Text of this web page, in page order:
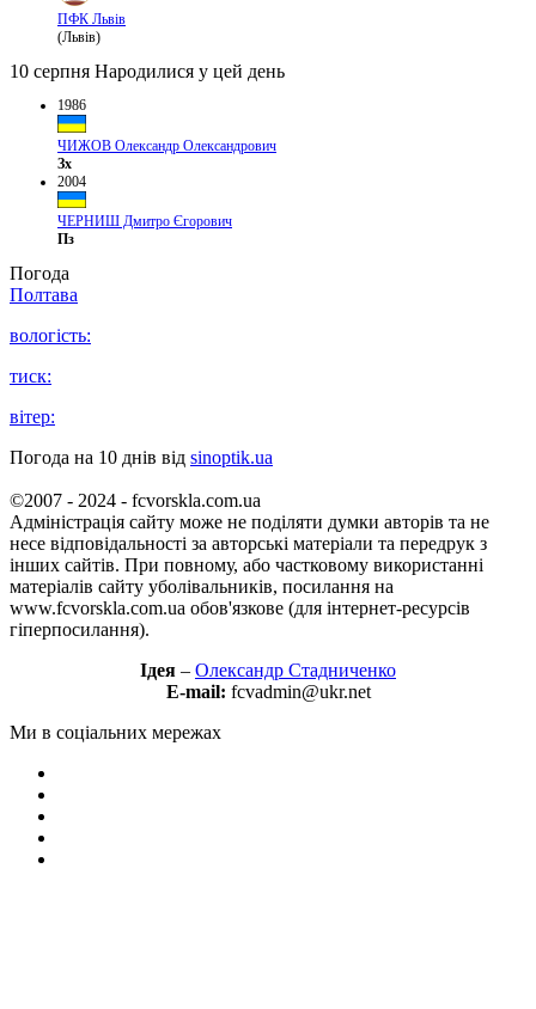
ПФК Львів
(Львів)
10 серпня Народилися у цей день
1986
ЧИЖОВ Олександр Олександрович
Зх
2004
ЧЕРНИШ Дмитро Єгорович
Пз
Погода
Полтава
вологість:
тиск:
вітер:
Погода на 10 днів від sinoptik.ua
©2007 - 2024 - fcvorskla.com.ua
Адміністрація сайту може не поділяти думки авторів та не
несе відповідальності за авторські матеріали та передрук з
інших сайтів. При повному, або частковому використанні
матеріалів сайту уболівальників, посилання на
www.fcvorskla.com.ua обов'язкове (для інтернет-ресурсів
гіперпосилання).
Ідея – Олександр Стадниченко
E-mail: fcvadmin@ukr.net
Ми в соціальних мережах